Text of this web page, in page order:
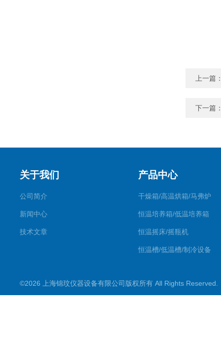
上一篇
下一篇
关于我们
公司简介
新闻中心
技术文章
产品中心
干燥箱/高温烘箱/马弗炉
恒温培养箱/低温培养箱
恒温摇床/摇瓶机
恒温槽/低温槽/制冷设备
超声波仪器
©2026 上海锦玟仪器设备有限公司版权所有 All Rights